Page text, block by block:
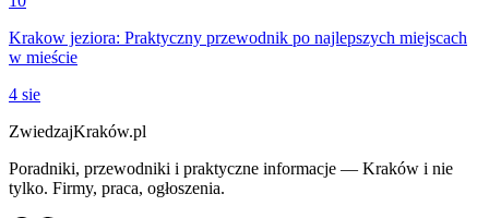
Krakow jeziora: Praktyczny przewodnik po najlepszych miejscach
w mieście
4 sie
ZwiedzajKraków.pl
Poradniki, przewodniki i praktyczne informacje — Kraków i nie
tylko. Firmy, praca, ogłoszenia.